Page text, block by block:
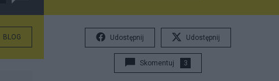
BLOG Udostępnij Udostępnij
Skomentuj 3